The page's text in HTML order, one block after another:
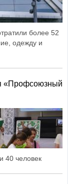
более 52
одежду и
«Профсоюзный
40 человек